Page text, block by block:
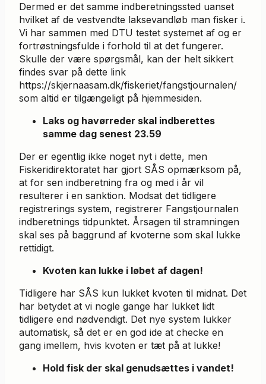
Dermed er det samme indberetningssted uanset
hvilket af de vestvendte laksevandløb man fisker i.
Vi har sammen med DTU testet systemet af og er
fortrøstningsfulde i forhold til at det fungerer.
Skulle der være spørgsmål, kan der helt sikkert
findes svar på dette link
https://skjernaasam.dk/fiskeriet/fangstjournalen/
som altid er tilgængeligt på hjemmesiden.
Laks og havørreder skal indberettes
samme dag senest 23.59
Der er egentlig ikke noget nyt i dette, men
Fiskeridirektoratet har gjort SÅS opmærksom på,
at for sen indberetning fra og med i år vil
resulterer i en sanktion. Modsat det tidligere
registrerings system, registrerer Fangstjournalen
indberetnings tidpunktet. Årsagen til stramningen
skal ses på baggrund af kvoterne som skal lukke
rettidigt.
Kvoten kan lukke i løbet af dagen!
Tidligere har SÅS kun lukket kvoten til midnat. Det
har betydet at vi nogle gange har lukket lidt
tidligere end nødvendigt. Det nye system lukker
automatisk, så det er en god ide at checke en
gang imellem, hvis kvoten er tæt på at lukke!
Hold fisk der skal genudsættes i vandet!